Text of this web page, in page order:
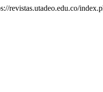
revistas.utadeo.edu.co/